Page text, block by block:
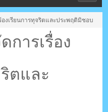
ะบี่
Ajax โดยคนไทย
ารเรื่อง
ตและ
งเรียนการทุจริตและประพฤติมิชอบ